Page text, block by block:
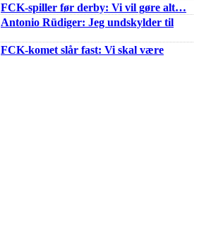
FCK-spiller før derby: Vi vil gøre alt…
Antonio Rüdiger: Jeg undskylder til
FCK-komet slår fast: Vi skal være